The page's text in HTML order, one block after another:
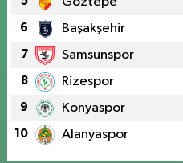
6 Başakşehir
7 Samsunspor
8 Rizespor
9 Konyaspor
10 Alanyaspor